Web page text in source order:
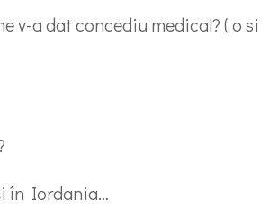
v-a dat concediu medical? ( o si
în Iordania…